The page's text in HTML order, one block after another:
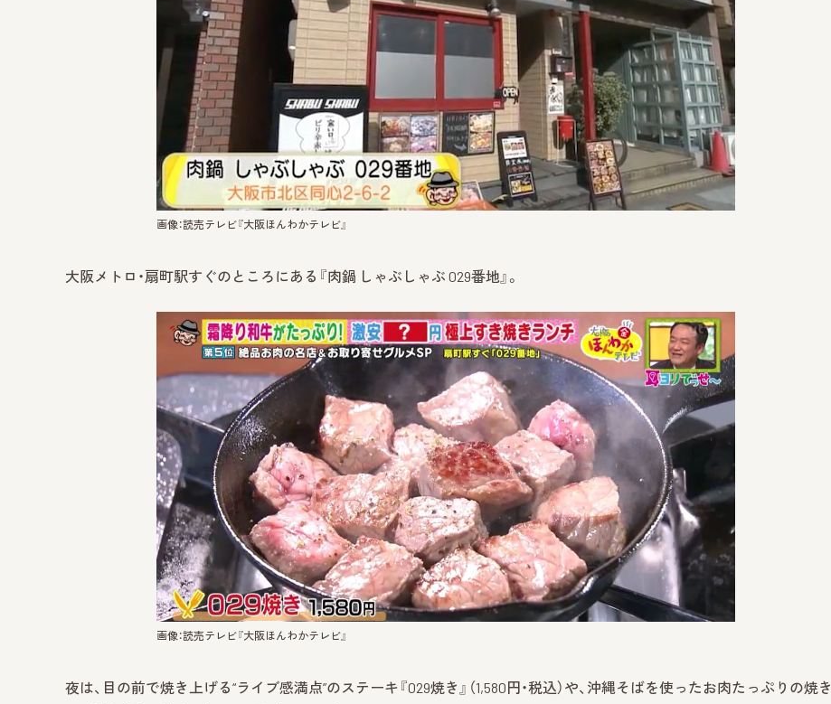
画像：読売テレビ『大阪ほんわかテレビ』
大阪メトロ・扇町駅すぐのところにある『肉鍋 しゃぶしゃぶ 029番地』。
画像：読売テレビ『大阪ほんわかテレビ』
夜は、目の前で焼き上げる“ライブ感満点”のステーキ『029焼き』（1,580円・税込）や、沖縄そばを使ったお肉たっぷりの焼き